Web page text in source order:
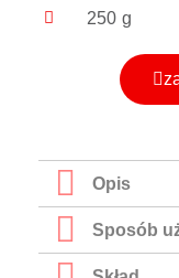
250 g
Opis
Sposób